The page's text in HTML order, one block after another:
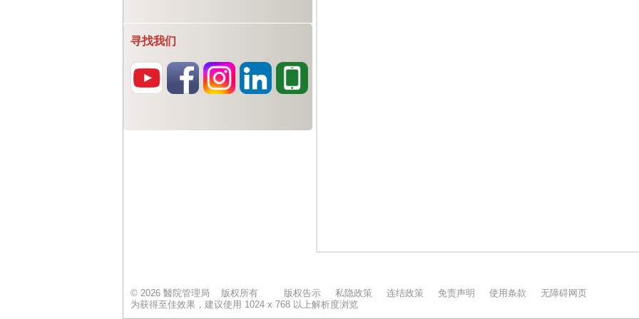
寻找我们
© 2026 醫院管理局 版权所有
版权告示 私隐政策 连结政策 免责声明 使用条款
无障碍网页
为获得至佳效果，建议使用 1024 x 768 以上解析度浏览